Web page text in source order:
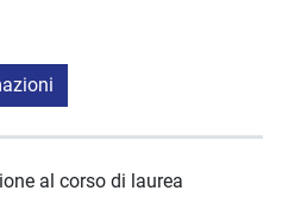
al corso di laurea